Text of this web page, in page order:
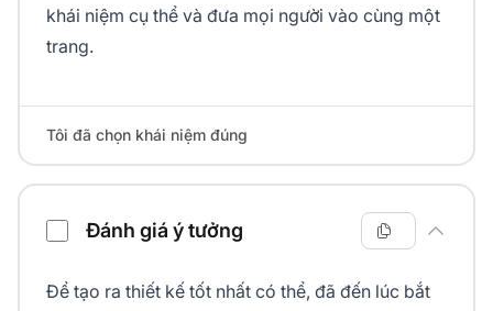
khái niệm cụ thể và đưa mọi người vào cùng một
trang.
Tôi đã chọn khái niệm đúng
Đánh giá ý tưởng
Để tạo ra thiết kế tốt nhất có thể, đã đến lúc bắt